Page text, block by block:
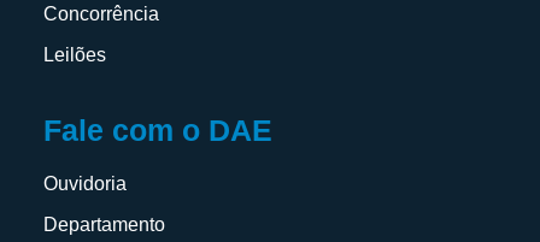
Concorrência
Leilões
Fale com o DAE
Ouvidoria
Departamento